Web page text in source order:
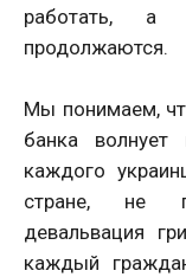
работать,
продолжаются.
Мы понимаем,
банка
каждого
стране, не
девальвация
каждый